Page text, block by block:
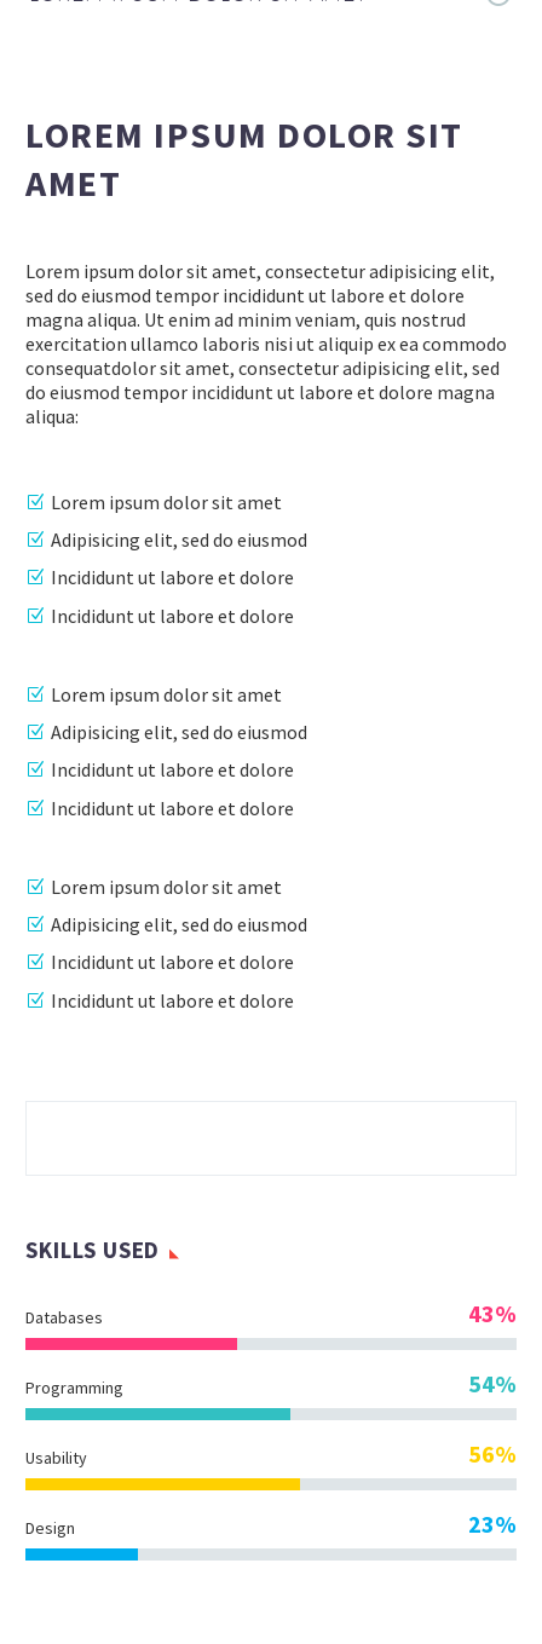
LOREM IPSUM DOLOR SIT
AMET
Lorem ipsum dolor sit amet, consectetur adipisicing elit,
sed do eiusmod tempor incididunt ut labore et dolore
magna aliqua. Ut enim ad minim veniam, quis nostrud
exercitation ullamco laboris nisi ut aliquip ex ea commodo
consequatdolor sit amet, consectetur adipisicing elit, sed
do eiusmod tempor incididunt ut labore et dolore magna
aliqua:
Lorem ipsum dolor sit amet
Adipisicing elit, sed do eiusmod
Incididunt ut labore et dolore
Incididunt ut labore et dolore
Lorem ipsum dolor sit amet
Adipisicing elit, sed do eiusmod
Incididunt ut labore et dolore
Incididunt ut labore et dolore
Lorem ipsum dolor sit amet
Adipisicing elit, sed do eiusmod
Incididunt ut labore et dolore
Incididunt ut labore et dolore
SKILLS USED
Databases 43%
Programming 54%
Usability 56%
Design 23%